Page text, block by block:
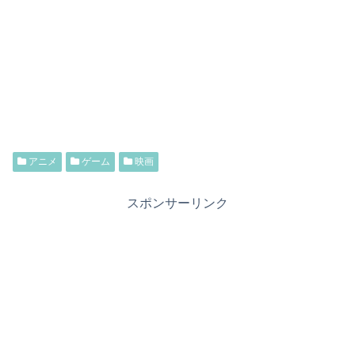
アニメ ゲーム 映画
スポンサーリンク